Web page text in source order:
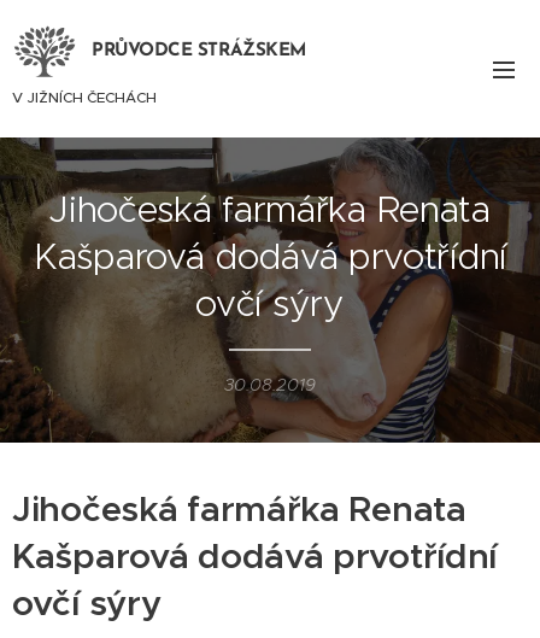
PRŮVODCE STRÁŽSKEM
V JIŽNÍCH ČECHÁCH
Jihočeská farmářka Renata
Kašparová dodává prvotřídní
ovčí sýry
30.08.2019
Jihočeská farmářka Renata
Kašparová dodává prvotřídní
ovčí sýry